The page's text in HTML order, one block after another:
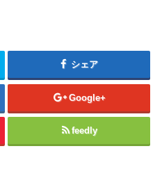
シェア
Google+
feedly